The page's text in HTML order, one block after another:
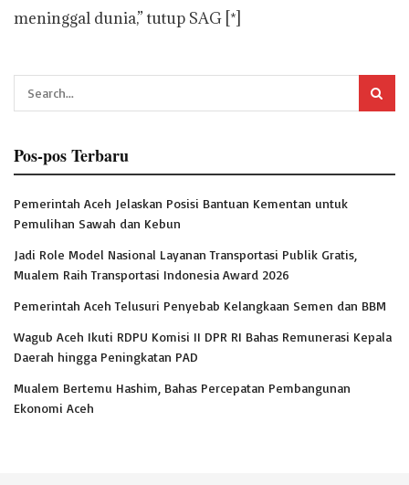
meninggal dunia,” tutup SAG [*]
Pos-pos Terbaru
Pemerintah Aceh Jelaskan Posisi Bantuan Kementan untuk
Pemulihan Sawah dan Kebun
Jadi Role Model Nasional Layanan Transportasi Publik Gratis,
Mualem Raih Transportasi Indonesia Award 2026
Pemerintah Aceh Telusuri Penyebab Kelangkaan Semen dan BBM
Wagub Aceh Ikuti RDPU Komisi II DPR RI Bahas Remunerasi Kepala
Daerah hingga Peningkatan PAD
Mualem Bertemu Hashim, Bahas Percepatan Pembangunan
Ekonomi Aceh